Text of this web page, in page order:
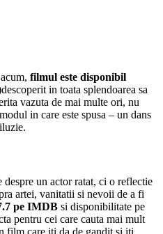
filmul este disponibil
in toata splendoarea sa
vazuta de mai multe ori, nu
in care este spusa – un dans
un actor ratat, ci o reflectie
artei, vanitatii si nevoii de a fi
pe IMDB si disponibilitate pe
pentru cei care cauta mai mult
film care iti da de gandit si iti